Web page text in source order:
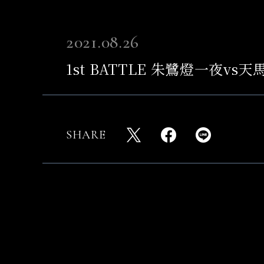
2021.08.26
1st BATTLE 朱鷺燈一夜vs天
SHARE